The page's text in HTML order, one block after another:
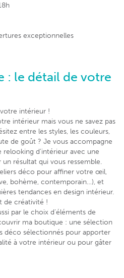
exceptionnelles
: le détail de votre
intérieur !
intérieur mais vous ne savez pas
entre les styles, les couleurs,
de goût ? Je vous accompagne
relooking d’intérieur avec une
résultat qui vous ressemble.
déco pour affiner votre œil,
bohème, contemporain…), et
tendances en design intérieur.
de créativité !
par le choix d’éléments de
ma boutique : une sélection
déco sélectionnés pour apporter
à votre intérieur ou pour gâter